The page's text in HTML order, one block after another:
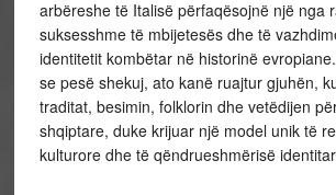
arbëreshe të Italisë përfaqësojnë një nga
suksesshme të mbijetesës dhe të
identitetit kombëtar në historinë
se pesë shekuj, ato kanë ruajtur gjuhën,
traditat, besimin, folklorin dhe vetëdijen
shqiptare, duke krijuar një model unik të
kulturore dhe të qëndrueshmërisë